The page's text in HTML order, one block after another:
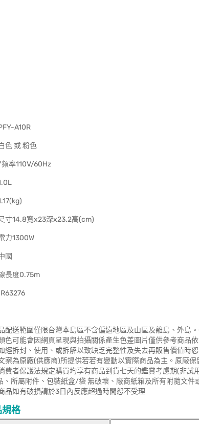
A10R
色 或 粉色
率110V/60Hz
寸14.8寬x23深x23.2高(cm)
力1300W
國
長度0.75m
配送範圍僅限台灣本島區不含偏遠地區及山區及離島、外島
色可能會因網頁呈現與拍攝關係產生色差圖片僅供參考商品
經拆封、使用、或拆解以致缺乏完整性及失去再販售價值時
案為原廠(供應商)所提供若若有變動以實際商品為主。原廠
費者保護法規定購買均享有商品到貨七天的鑑賞考慮期(非試
、所屬附件、包裝紙盒/袋 無破壞、廠商紙箱及所有附隨文件
品如有破損請於3日內反應超過時間恕不受理
規格